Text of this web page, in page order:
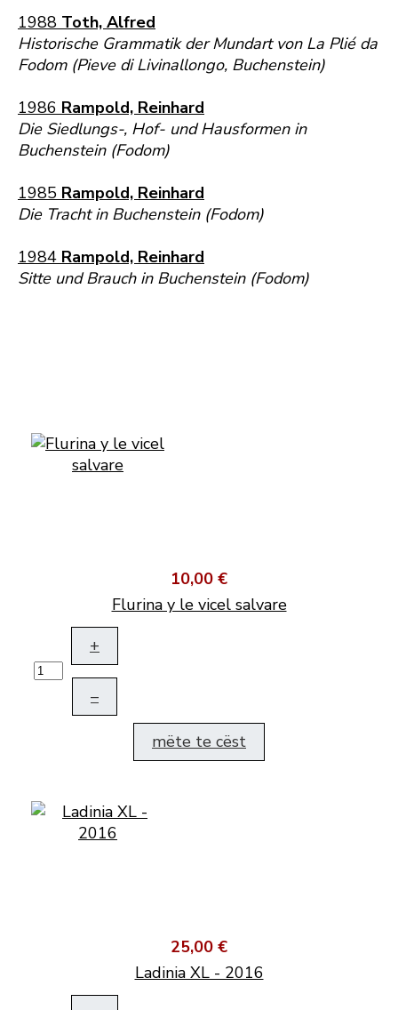
1988 Toth, Alfred
Historische Grammatik der Mundart von La Plié da
Fodom (Pieve di Livinallongo, Buchenstein)
1986 Rampold, Reinhard
Die Siedlungs-, Hof- und Hausformen in
Buchenstein (Fodom)
1985 Rampold, Reinhard
Die Tracht in Buchenstein (Fodom)
1984 Rampold, Reinhard
Sitte und Brauch in Buchenstein (Fodom)
10,00 €
Flurina y le vicel salvare
+
–
mëte te cëst
25,00 €
Ladinia XL - 2016